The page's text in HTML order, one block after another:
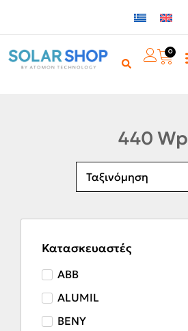
0
440 Wp
Κατασκευαστές
ABB
ALUMIL
BENY